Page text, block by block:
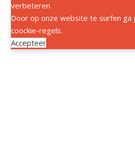
verbeteren.
Door op onze website te surfen ga
coockie-regels.
Accepteer